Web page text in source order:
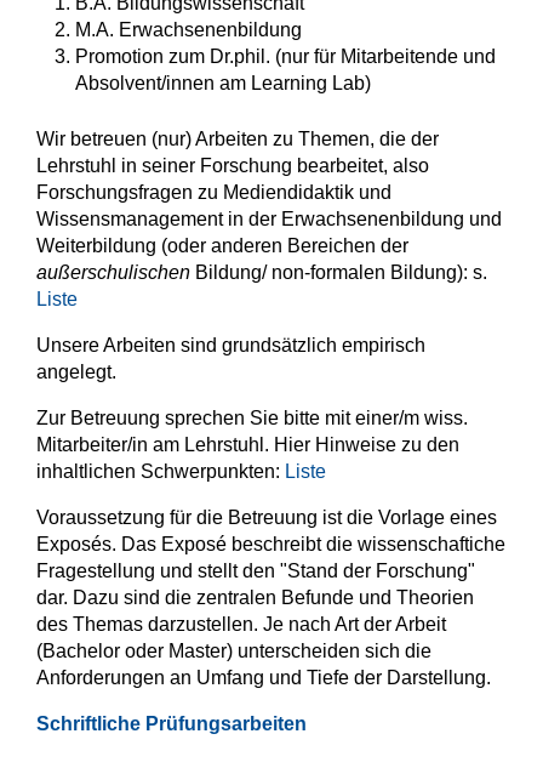
M.A. Erwachsenenbildung
Promotion zum Dr.phil. (nur für Mitarbeitende und
Absolvent/innen am Learning Lab)
Wir betreuen (nur) Arbeiten zu Themen, die der
Lehrstuhl in seiner Forschung bearbeitet, also
Forschungsfragen zu Mediendidaktik und
Wissensmanagement in der Erwachsenenbildung und
Weiterbildung (oder anderen Bereichen der
außerschulischen Bildung/ non-formalen Bildung): s.
Liste
Unsere Arbeiten sind grundsätzlich empirisch
angelegt.
Zur Betreuung sprechen Sie bitte mit einer/m wiss.
Mitarbeiter/in am Lehrstuhl. Hier Hinweise zu den
inhaltlichen Schwerpunkten: Liste
Voraussetzung für die Betreuung ist die Vorlage eines
Exposés. Das Exposé beschreibt die wissenschaftiche
Fragestellung und stellt den "Stand der Forschung"
dar. Dazu sind die zentralen Befunde und Theorien
des Themas darzustellen. Je nach Art der Arbeit
(Bachelor oder Master) unterscheiden sich die
Anforderungen an Umfang und Tiefe der Darstellung.
Schriftliche Prüfungsarbeiten